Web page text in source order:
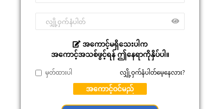
အကောင့်မရှိသေးပါက
အကောင့်အသစ်ဖွင့်ရန် ဤနေရာကိုနှိပ်ပါ။
မှတ်ထားပါ လျှို့ဝှက်နံပါတ်မေ့နေလား?
အကောင့်ဝင်မည်